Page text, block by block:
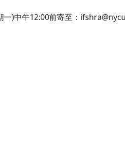
一)中午12:00前寄至：